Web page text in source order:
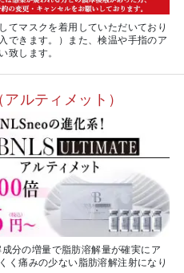
てマスクを着用していただいており
できます。）また、検温や手指のア
致します。
ルティメット）
分の増量で脂肪溶解量が確実にア
く痛みの少ない脂肪溶解注射になり